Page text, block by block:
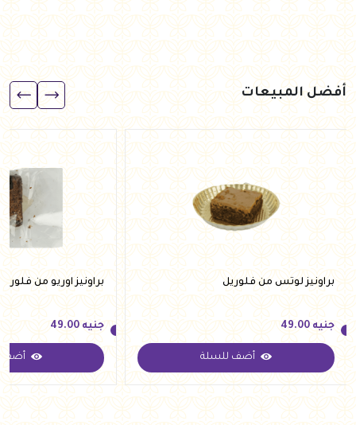
أفضل المبيعات
براونيز لوتس من فلوريل
جنيه
جنيه 49.00
أضف للسلة
براونيز اوريو من
جنيه
جنيه 49.00
أضف